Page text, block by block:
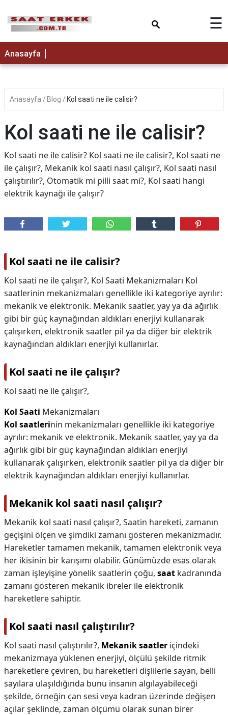
☰
Anasayfa
Anasayfa Blog Kol saati ne ile calisir?
Kol saati ne ile calisir?
Kol saati ne ile calisir? Kol saati ne ile calisir?, Kol saati ne
ile çalışır?, Mekanik kol saati nasıl çalışır?, Kol saati nasıl
çalıştırılır?, Otomatik mi pilli saat mi?, Kol saati hangi
elektrik kaynağı ile çalışır?
Kol saati ne ile calisir?
Kol saati ne ile çalışır?, Kol Saati Mekanizmaları Kol
saatlerinin mekanizmaları genellikle iki kategoriye ayrılır:
mekanik ve elektronik. Mekanik saatler, yay ya da ağırlık
gibi bir güç kaynağından aldıkları enerjiyi kullanarak
çalışırken, elektronik saatler pil ya da diğer bir elektrik
kaynağından aldıkları enerjiyi kullanırlar.
Kol saati ne ile çalışır?
Kol saati ne ile çalışır?,
Kol Saati Mekanizmaları
Kol saatlerinin mekanizmaları genellikle iki kategoriye
ayrılır: mekanik ve elektronik. Mekanik saatler, yay ya da
ağırlık gibi bir güç kaynağından aldıkları enerjiyi
kullanarak çalışırken, elektronik saatler pil ya da diğer bir
elektrik kaynağından aldıkları enerjiyi kullanırlar.
Mekanik kol saati nasıl çalışır?
Mekanik kol saati nasıl çalışır?, Saatin hareketi, zamanın
geçişini ölçen ve şimdiki zamanı gösteren mekanizmadır.
Hareketler tamamen mekanik, tamamen elektronik veya
her ikisinin bir karışımı olabilir. Günümüzde esas olarak
zaman işleyişine yönelik saatlerin çoğu, saat kadranında
zamanı gösteren mekanik ibreler ile elektronik
hareketlere sahiptir.
Kol saati nasıl çalıştırılır?
Kol saati nasıl çalıştırılır?, Mekanik saatler içindeki
mekanizmaya yüklenen enerjiyi, ölçülü şekilde ritmik
hareketlere çeviren, bu hareketleri dişlilerle sayan, belli
sayılara ulaşıldığında bunu insanın algılayabileceği
şekilde, örneğin çan sesi veya kadran üzerinde değişen
açılar şeklinde, zaman ölçümü olarak sunan birer